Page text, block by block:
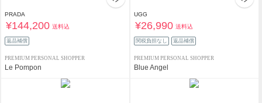
PRADA
¥144,200 送料込
返品補償
PREMIUM PERSONAL SHOPPER
Le Pompon
UGG
¥26,990 送料込
関税負担なし 返品補償
PREMIUM PERSONAL SHOPPER
Blue Angel